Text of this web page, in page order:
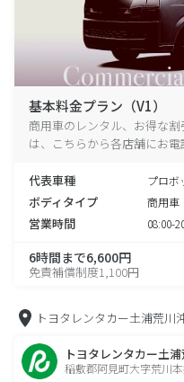
基本料金プラン（V1）
商用車のレンタル、お得な
は、こちらから各店舗にお電
代表車種 プロボ
ボディタイプ 商用車
営業時間 08:00-
6時間まで6,600円
免責補償制度1,100円
トヨタレンタカー土浦荒川
トヨタレンタカー土
稲敷郡阿見町大字荒川本